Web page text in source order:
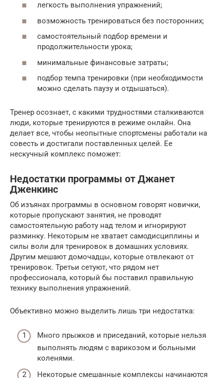
легкость выполнения упражнений;
возможность тренироваться без посторонних;
самостоятельный подбор времени и
продолжительности урока;
минимальные финансовые затраты;
подбор темпа тренировки (при необходимости
можно сделать паузу и отдышаться).
Тренер осознает, с какими трудностями сталкиваются
люди, которые тренируются в режиме онлайн. Она
делает все, чтобы неопытные спортсмены работали на
совесть и достигали поставленных целей. Ее
нескучный комплекс поможет:
Недостатки программы от Джанет
Дженкинс
Об изъянах программы в основном говорят новички,
которые пропускают занятия, не проводят
самостоятельную работу над телом и игнорируют
разминку. Некоторым не хватает самодисциплины и
силы воли для тренировок в домашних условиях.
Другим мешают домочадцы, которые отвлекают от
тренировок. Третьи сетуют, что рядом нет
профессионала, который бы поставил правильную
технику выполнения упражнений.
Объективно можно выделить лишь три недостатка:
Много прыжков и приседаний, которые нельзя
выполнять людям с варикозом и больными
коленями.
Некоторые смешанные комплексы начинаются